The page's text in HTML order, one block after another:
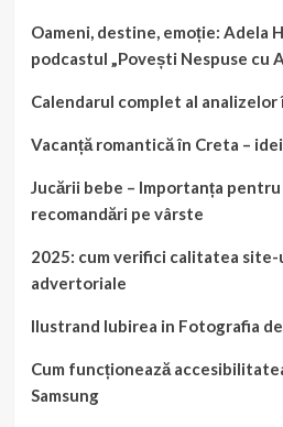
Oameni, destine, emoție: Adela
podcastul „Povești Nespuse cu
Calendarul complet al analizelor
Vacanță romantică în Creta –
Jucării bebe – Importanța
recomandări pe vârste
2025: cum verifici calitatea
advertoriale
Ilustrand Iubirea in Fotografia
Cum funcționează
Samsung